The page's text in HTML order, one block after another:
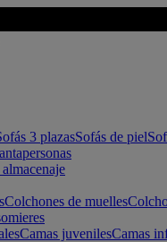
3 plazasSofás de piel
Colchones de muelles
Camas juvenilesCamas